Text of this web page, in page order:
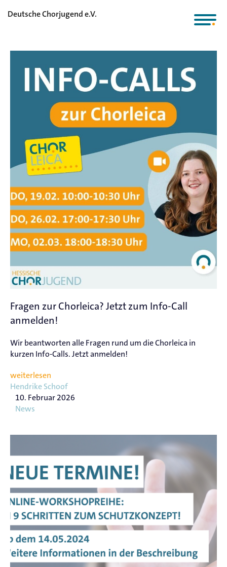
Deutsche Chorjugend e.V.
Fragen zur Chorleica? Jetzt zum Info-Call
anmelden!
Wir beantworten alle Fragen rund um die Chorleica in
kurzen Info-Calls. Jetzt anmelden!
weiterlesen
Hendrike Schoof
10. Februar 2026
News